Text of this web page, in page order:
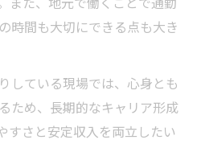
時間も大切にできる点も大き
している現場では、心身とも
ため、長期的なキャリア形成
すさと安定収入を両立したい